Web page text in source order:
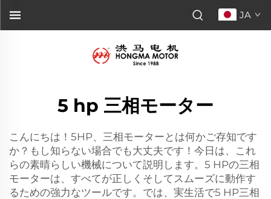
JA
5 hp 三相モーター
こんにちは！5HP、三相モーターとは何かご存知です
か？もし知らない場合でも大丈夫です！今日は、これ
らの素晴らしい機械について説明します。5 HPの三相
モーターは、すべてが正しくそしてスムーズに動作す
るための強力なツールです。では、実生活で5 HP三相